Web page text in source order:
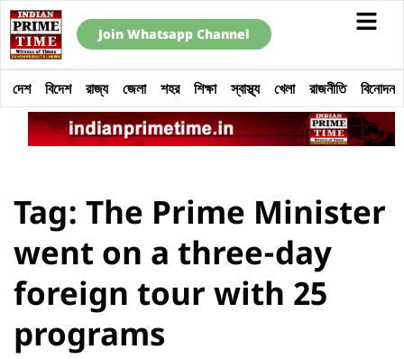
Join Whatsapp Channel
দেশ বিদেশ রাজ্য জেলা শহর শিক্ষা স্বাস্থ্য খেলা রাজনীতি বিনোদন
Tag: The Prime Minister
went on a three-day
foreign tour with 25
programs